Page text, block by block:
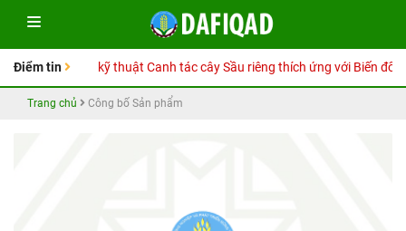
Điểm tin
Hướng dẫn kỹ thuật Canh tác cây Sầu riêng thích ứng với Biến đổi khí
Trang chủ Công bố Sản phẩm